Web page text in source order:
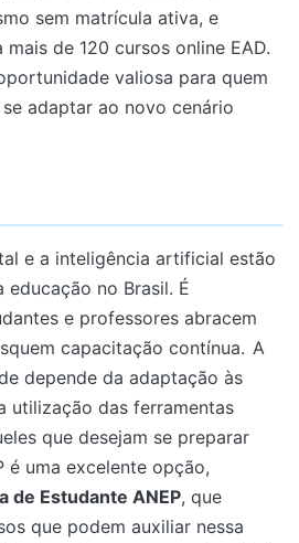
sem matrícula ativa, e
de 120 cursos online EAD.
valiosa para quem
adaptar ao novo cenário
e a inteligência artificial estão
no Brasil. É
e professores abracem
capacitação contínua. A
depende da adaptação às
utilização das ferramentas
que desejam se preparar
é uma excelente opção,
de Estudante ANEP, que
que podem auxiliar nessa